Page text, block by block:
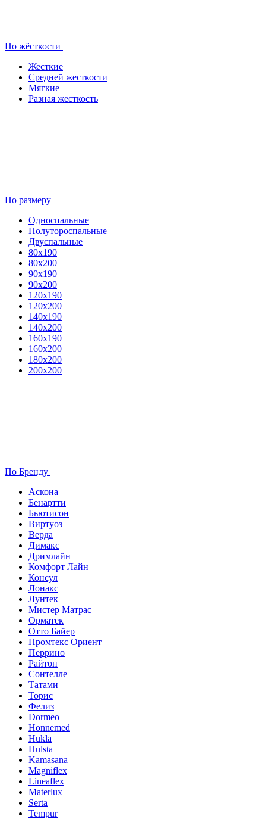
По жёсткости
Жесткие
Средней жесткости
Мягкие
Разная жесткость
По размеру
Односпальные
Полутороспальные
Двуспальные
80x190
80х200
90х190
90х200
120х190
120х200
140х190
140х200
160х190
160х200
180х200
200х200
По Бренду
Аскона
Бенартти
Бьютисон
Виртуоз
Верда
Димакс
Дримлайн
Комфорт Лайн
Консул
Лонакс
Лунтек
Мистер Матрас
Орматек
Отто Байер
Промтекс Ориент
Перрино
Райтон
Сонтелле
Татами
Торис
Фелиз
Dormeo
Honnemed
Hukla
Hulsta
Kamasana
Magniflex
Lineaflex
Materlux
Serta
Tempur